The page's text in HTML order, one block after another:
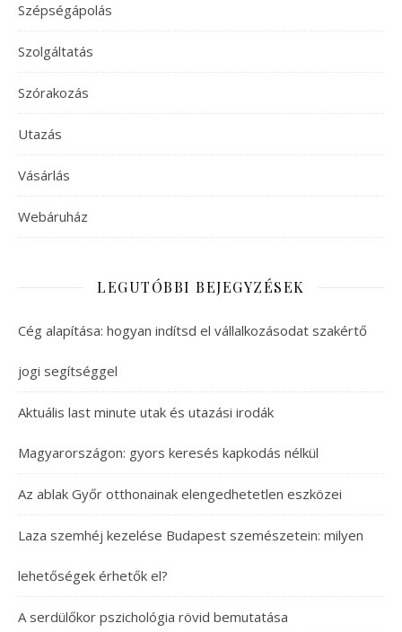
Szépségápolás
Szolgáltatás
Szórakozás
Utazás
Vásárlás
Webáruház
LEGUTÓBBI BEJEGYZÉSEK
Cég alapítása: hogyan indítsd el vállalkozásodat szakértő
jogi segítséggel
Aktuális last minute utak és utazási irodák
Magyarországon: gyors keresés kapkodás nélkül
Az ablak Győr otthonainak elengedhetetlen eszközei
Laza szemhéj kezelése Budapest szemészetein: milyen
lehetőségek érhetők el?
A serdülőkor pszichológia rövid bemutatása